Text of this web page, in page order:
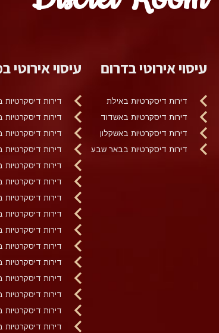
עיסוי אירוטי בדרום
דירות דיסקרטיות באילת
דירות דיסקרטיות באשדוד
דירות דיסקרטיות באשקלון
דירות דיסקרטיות בבאר שבע
עיסוי אירוטי
דירות
דירות דיסקרטיות
דירות דיסקרטיות
דירות דיסקרטיות
דירות
דירות דיסקרטיות
דירות דיסקרטיות
דירות
דירות דיסקרטיות
דירות דיסקרטיות
דירות דיסקרטיות
דירות דיסקרטיות
דירות דיסקרטיות
דירות דיסקרטיות
דירות